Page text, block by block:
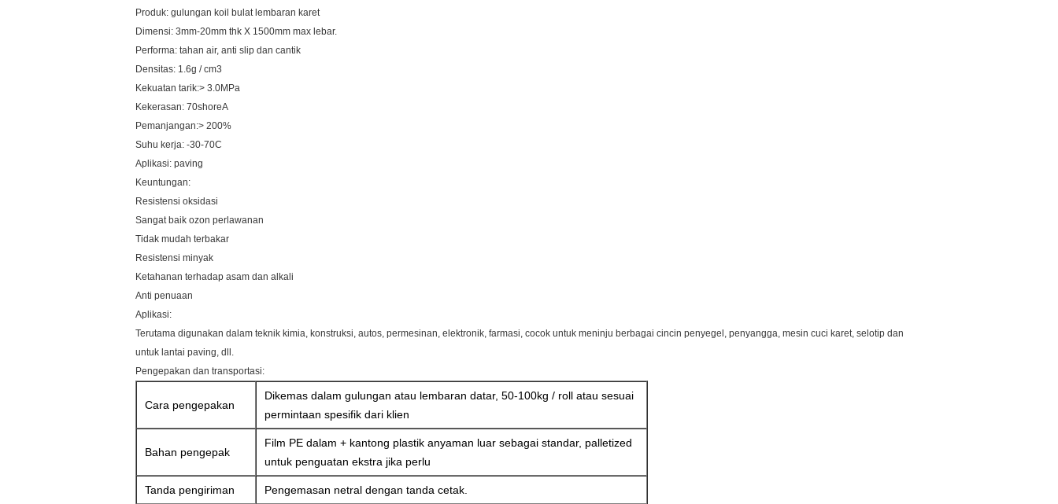
Produk: gulungan koil bulat lembaran karet
Dimensi: 3mm-20mm thk X 1500mm max lebar.
Performa: tahan air, anti slip dan cantik
Densitas: 1.6g / cm3
Kekuatan tarik:> 3.0MPa
Kekerasan: 70shoreA
Pemanjangan:> 200%
Suhu kerja: -30-70C
Aplikasi: paving
Keuntungan:
Resistensi oksidasi
Sangat baik ozon perlawanan
Tidak mudah terbakar
Resistensi minyak
Ketahanan terhadap asam dan alkali
Anti penuaan
Aplikasi:
Terutama digunakan dalam teknik kimia, konstruksi, autos, permesinan, elektronik, farmasi, cocok untuk meninju berbagai cincin penyegel, penyangga, mesin cuci karet, selotip dan
untuk lantai paving, dll.
Pengepakan dan transportasi:
Cara pengepakan
Dikemas dalam gulungan atau lembaran datar, 50-100kg / roll atau sesuai
permintaan spesifik dari klien
Bahan pengepak
Film PE dalam + kantong plastik anyaman luar sebagai standar, palletized
untuk penguatan ekstra jika perlu
Tanda pengiriman Pengemasan netral dengan tanda cetak.